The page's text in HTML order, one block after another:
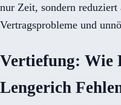
nur Zeit, sondern reduziert
Vertragsprobleme und
Vertiefung: Wie
Lengerich